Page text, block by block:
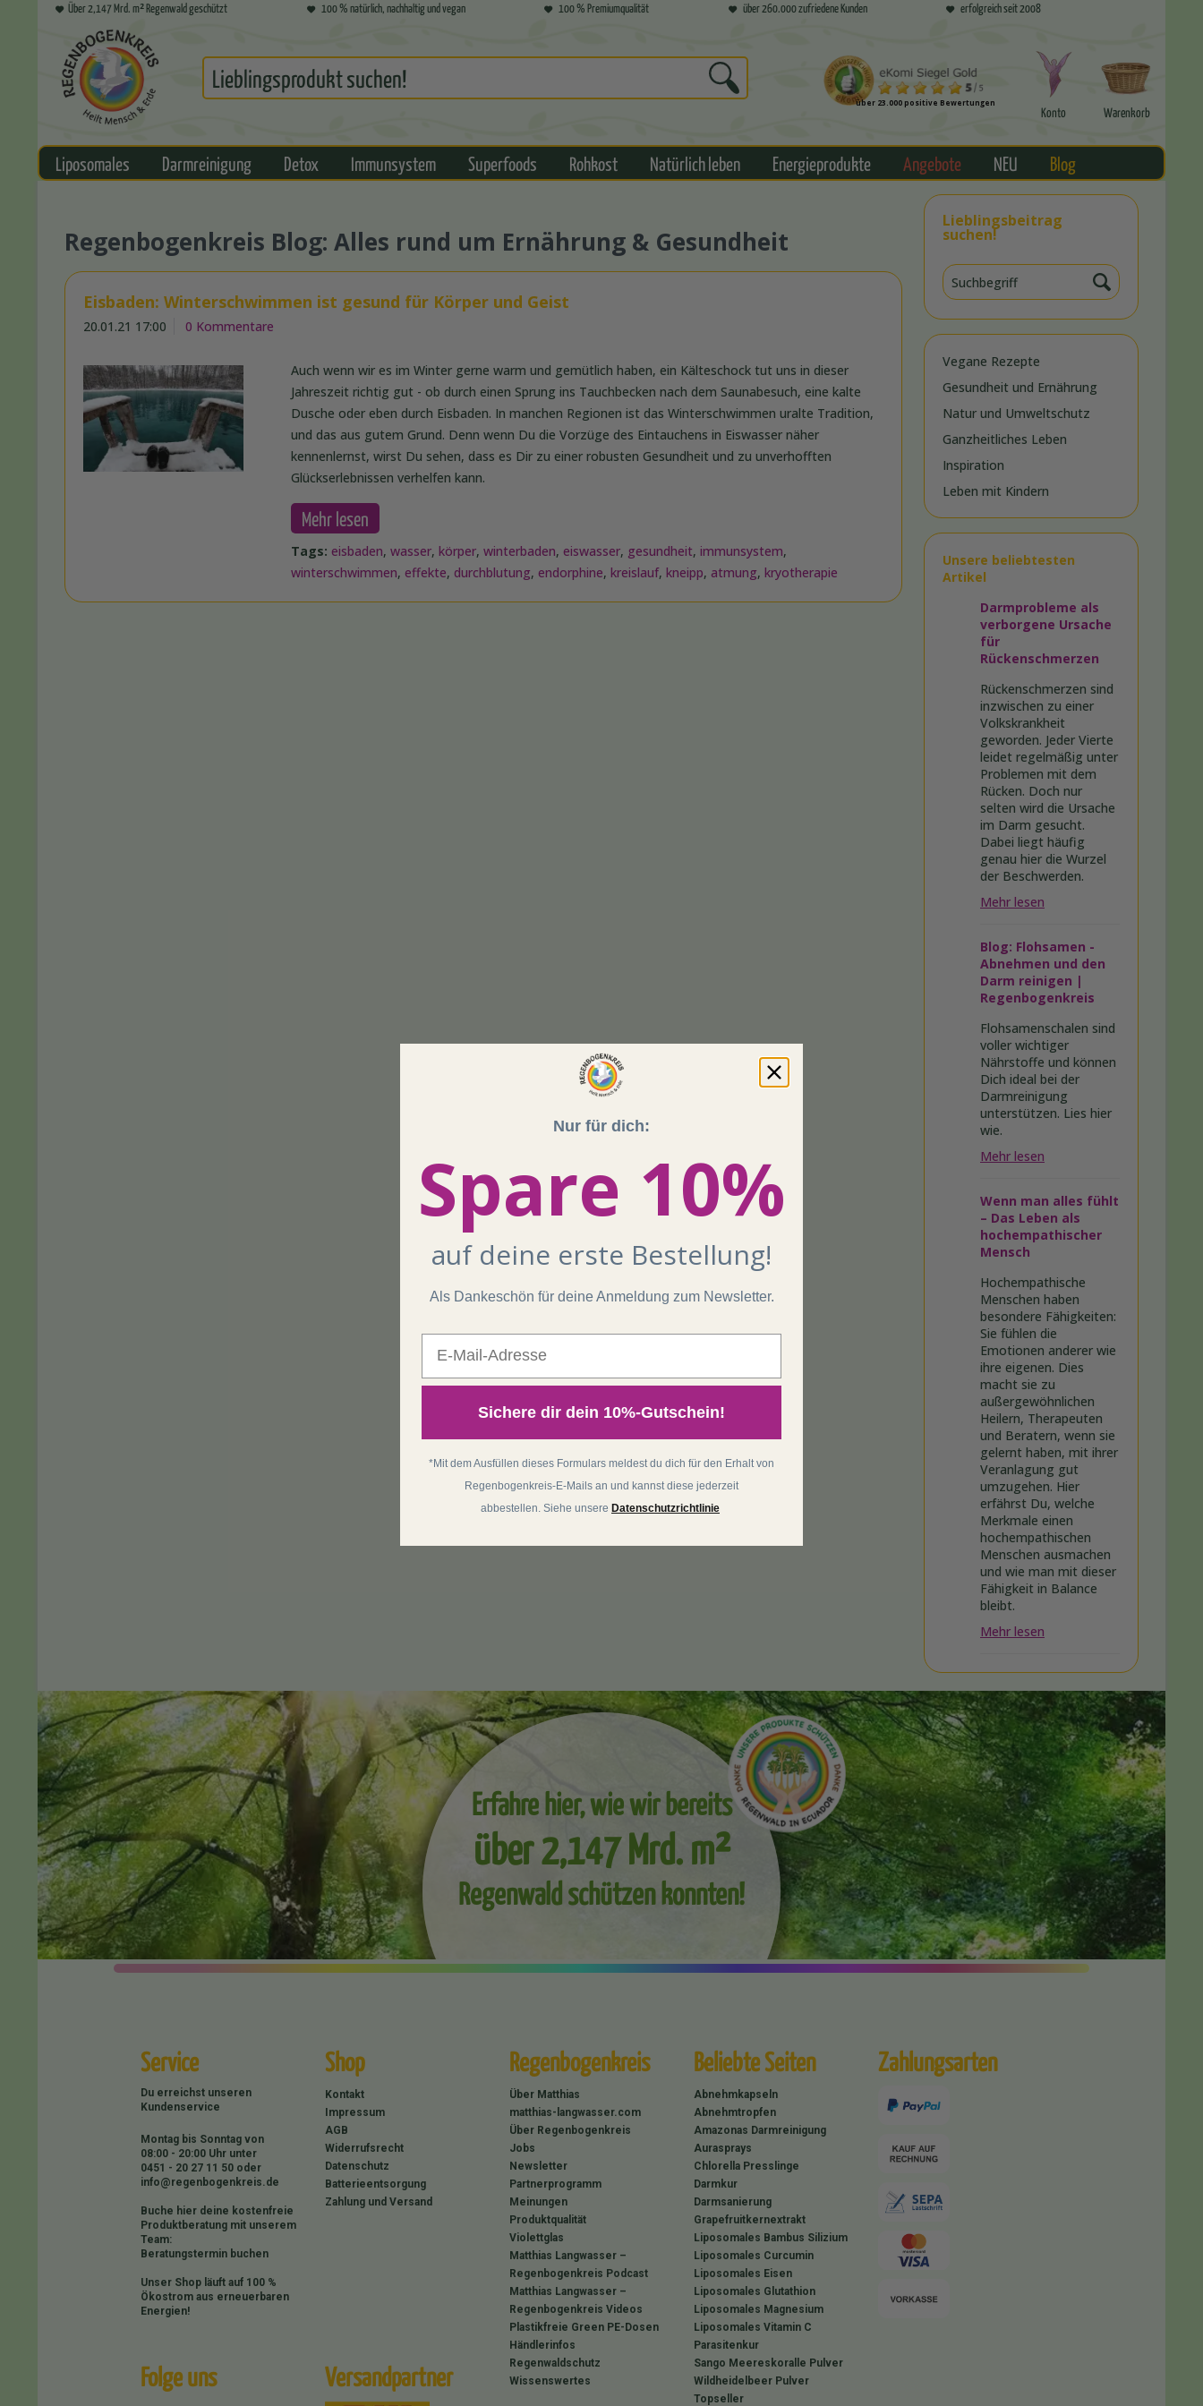
Über 2,147 Mrd. m² Regenwald geschützt 100 % natürlich, nachhaltig und vegan 100 % Premiumqualität über 260.000 zufriedene Kunden erfolgreich seit 2008
über 23.000 positive Bewertungen
Konto Warenkorb
Liposomales Darmreinigung Detox Immunsystem Superfoods Rohkost Natürlich leben Energieprodukte Angebote NEU Blog
Lieblingsbeitrag
suchen!
Vegane Rezepte
Gesundheit und Ernährung
Natur und Umweltschutz
Ganzheitliches Leben
Inspiration
Leben mit Kindern
Unsere beliebtesten
Artikel
Darmprobleme als
verborgene Ursache
für
Rückenschmerzen
Rückenschmerzen sind
inzwischen zu einer
Volkskrankheit
geworden. Jeder Vierte
leidet regelmäßig unter
Problemen mit dem
Rücken. Doch nur
selten wird die Ursache
im Darm gesucht.
Dabei liegt häufig
genau hier die Wurzel
der Beschwerden.
Mehr lesen
Blog: Flohsamen -
Abnehmen und den
Darm reinigen |
Regenbogenkreis
Flohsamenschalen sind
voller wichtiger
Nährstoffe und können
Dich ideal bei der
Darmreinigung
unterstützen. Lies hier
wie.
Mehr lesen
Wenn man alles fühlt
– Das Leben als
hochempathischer
Mensch
Hochempathische
Menschen haben
besondere Fähigkeiten:
Sie fühlen die
Emotionen anderer wie
ihre eigenen. Dies
macht sie zu
außergewöhnlichen
Heilern, Therapeuten
und Beratern, wenn sie
gelernt haben, mit ihrer
Veranlagung gut
umzugehen. Hier
erfährst Du, welche
Merkmale einen
hochempathischen
Menschen ausmachen
und wie man mit dieser
Fähigkeit in Balance
bleibt.
Mehr lesen
Regenbogenkreis Blog: Alles rund um Ernährung & Gesundheit
Eisbaden: Winterschwimmen ist gesund für Körper und Geist
20.01.21 17:00 0 Kommentare
Auch wenn wir es im Winter gerne warm und gemütlich haben, ein Kälteschock tut uns in dieser
Jahreszeit richtig gut - ob durch einen Sprung ins Tauchbecken nach dem Saunabesuch, eine kalte
Dusche oder eben durch Eisbaden. In manchen Regionen ist das Winterschwimmen uralte Tradition,
und das aus gutem Grund. Denn wenn Du die Vorzüge des Eintauchens in Eiswasser näher
kennenlernst, wirst Du sehen, dass es Dir zu einer robusten Gesundheit und zu unverhofften
Glückserlebnissen verhelfen kann.
Mehr lesen
Tags: eisbaden,wasser,körper,winterbaden,eiswasser, gesundheit,immunsystem,
winterschwimmen,effekte, durchblutung,endorphine,kreislauf,kneipp,atmung,kryotherapie
Erfahre hier, wie wir bereits
über 2,147 Mrd. m²
Regenwald schützen konnten!
Service
Du erreichst unseren
Kundenservice
Montag bis Sonntag von
08:00 - 20:00 Uhr unter
0451 - 20 27 11 50 oder
info@regenbogenkreis.de
Buche hier deine kostenfreie
Produktberatung mit unserem
Team:
Beratungstermin buchen
Unser Shop läuft auf 100 %
Ökostrom aus erneuerbaren
Energien!
Shop
Kontakt
Impressum
AGB
Widerrufsrecht
Datenschutz
Batterieentsorgung
Zahlung und Versand
Regenbogenkreis
Über Matthias
matthias-langwasser.com
Über Regenbogenkreis
Jobs
Newsletter
Partnerprogramm
Meinungen
Produktqualität
Violettglas
Matthias Langwasser –
Regenbogenkreis Podcast
Matthias Langwasser –
Regenbogenkreis Videos
Plastikfreie Green PE-Dosen
Händlerinfos
Regenwaldschutz
Wissenswertes
Beliebte Seiten
Abnehmkapseln
Abnehmtropfen
Amazonas Darmreinigung
Aurasprays
Chlorella Presslinge
Darmkur
Darmsanierung
Grapefruitkernextrakt
Liposomales Bambus Silizium
Liposomales Curcumin
Liposomales Eisen
Liposomales Glutathion
Liposomales Magnesium
Liposomales Vitamin C
Parasitenkur
Sango Meereskoralle Pulver
Wildheidelbeer Pulver
Topseller
Zahlungsarten
Folge uns Versandpartner
Nur für dich:
Spare 10%
auf deine erste Bestellung!
Als Dankeschön für deine Anmeldung zum Newsletter.
Sichere dir dein 10%-Gutschein!
*Mit dem Ausfüllen dieses Formulars meldest du dich für den Erhalt von
Regenbogenkreis-E-Mails an und kannst diese jederzeit
abbestellen. Siehe unsere Datenschutzrichtlinie